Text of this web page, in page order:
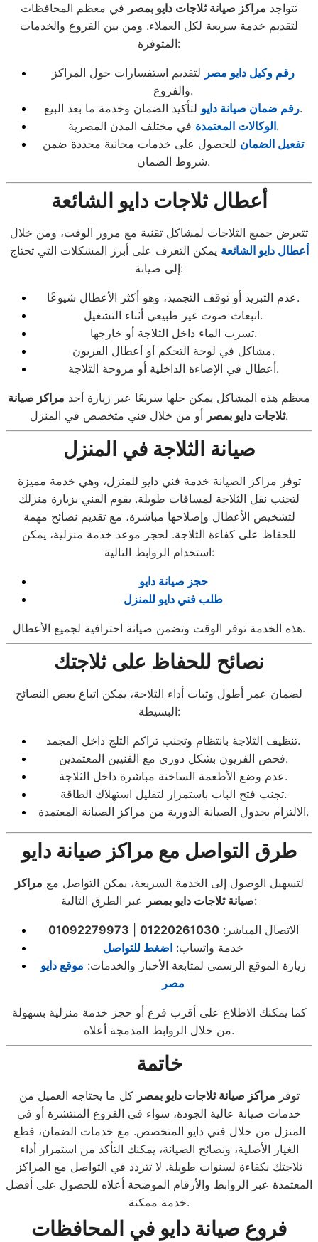
تتواجد مراكز صيانة ثلاجات دايو بمصر في معظم المحافظات
لتقديم خدمة سريعة لكل العملاء. ومن بين الفروع والخدمات
المتوفرة:
رقم وكيل دايو مصر لتقديم استفسارات حول المراكز
والفروع.
رقم ضمان صيانة دايولتأكيد الضمان وخدمة ما بعد البيع.
الوكالات المعتمدةفي مختلف المدن المصرية.
تفعيل الضمان للحصول على خدمات مجانية محددة ضمن
شروط الضمان.
أعطال ثلاجات دايو الشائعة
تتعرض جميع الثلاجات لمشاكل تقنية مع مرور الوقت، ومن خلال
أعطال دايو الشائعة يمكن التعرف على أبرز المشكلات التي تحتاج
إلى صيانة:
عدم التبريد أو توقف التجميد، وهو أكثر الأعطال شيوعًا.
انبعاث صوت غير طبيعي أثناء التشغيل.
تسرب الماء داخل الثلاجة أو خارجها.
مشاكل في لوحة التحكم أو أعطال الفريون.
أعطال في الإضاءة الداخلية أو مروحة الثلاجة.
معظم هذه المشاكل يمكن حلها سريعًا عبر زيارة أحد مراكز صيانة
ثلاجات دايو بمصرأو من خلال فني متخصص في المنزل.
صيانة الثلاجة في المنزل
توفر مراكز الصيانة خدمة فني دايو للمنزل، وهي خدمة مميزة
لتجنب نقل الثلاجة لمسافات طويلة. يقوم الفني بزيارة منزلك
لتشخيص الأعطال وإصلاحها مباشرة، مع تقديم نصائح مهمة
للحفاظ على كفاءة الثلاجة. لحجز موعد خدمة منزلية، يمكن
استخدام الروابط التالية:
حجز صيانة دايو
طلب فني دايو للمنزل
هذه الخدمة توفر الوقت وتضمن صيانة احترافية لجميع الأعطال.
نصائح للحفاظ على ثلاجتك
لضمان عمر أطول وثبات أداء الثلاجة، يمكن اتباع بعض النصائح
البسيطة:
تنظيف الثلاجة بانتظام وتجنب تراكم الثلج داخل المجمد.
فحص الفريون بشكل دوري مع الفنيين المعتمدين.
عدم وضع الأطعمة الساخنة مباشرة داخل الثلاجة.
تجنب فتح الباب باستمرار لتقليل استهلاك الطاقة.
الالتزام بجدول الصيانة الدورية من مراكز الصيانة المعتمدة.
طرق التواصل مع مراكز صيانة دايو
لتسهيل الوصول إلى الخدمة السريعة، يمكن التواصل مع مراكز
صيانة ثلاجات دايو بمصرعبر الطرق التالية:
الاتصال المباشر:01220261030
01092279973
خدمة واتساب: اضغط للتواصل
زيارة الموقع الرسمي لمتابعة الأخبار والخدمات: موقع دايو
مصر
كما يمكنك الاطلاع على أقرب فرع أو حجز خدمة منزلية بسهولة
من خلال الروابط المدمجة أعلاه.
خاتمة
توفر مراكز صيانة ثلاجات دايو بمصر كل ما يحتاجه العميل من
خدمات صيانة عالية الجودة، سواء في الفروع المنتشرة أو في
المنزل من خلال فني دايو المتخصص. مع خدمات الضمان، قطع
الغيار الأصلية، ونصائح الصيانة، يمكنك التأكد من استمرار أداء
ثلاجتك بكفاءة لسنوات طويلة. لا تتردد في التواصل مع المراكز
المعتمدة عبر الروابط والأرقام الموضحة أعلاه للحصول على أفضل
خدمة ممكنة.
فروع صيانة دايو في المحافظات